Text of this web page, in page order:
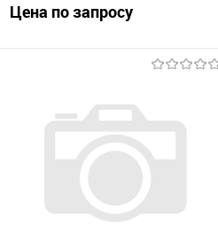
Цена по запросу
В корзину
К сравнению
В избранное
Под заказ